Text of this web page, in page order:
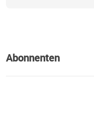
Abonnenten